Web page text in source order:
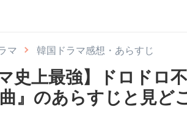
マ 韓国ドラマ感想・あらすじ
史上最強】ドロドロ
』のあらすじと見ど